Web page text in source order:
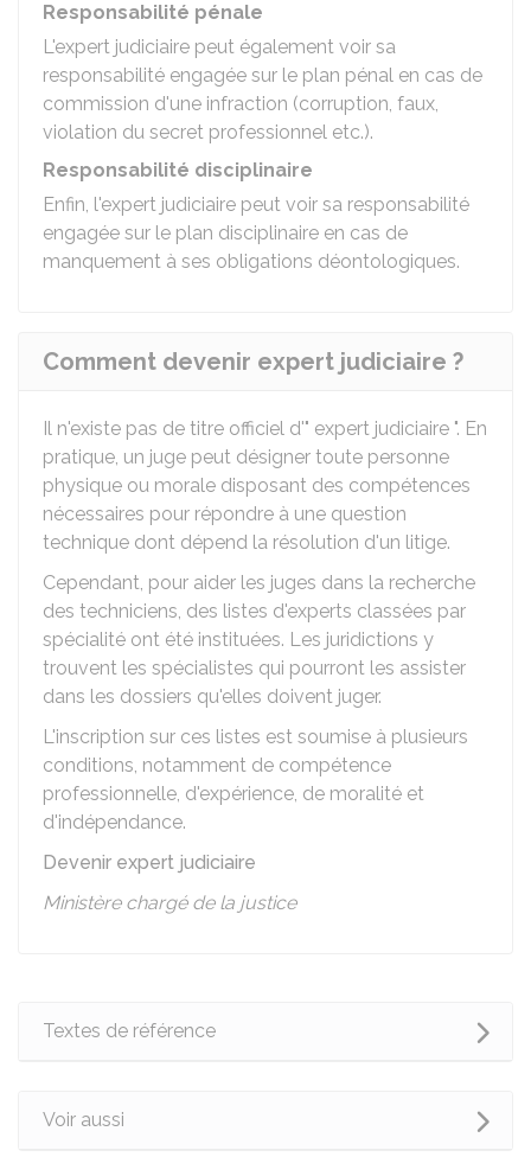
Responsabilité pénale
L'expert judiciaire peut également voir sa
responsabilité engagée sur le plan pénal en cas de
commission d'une infraction (corruption, faux,
violation du secret professionnel etc.).
Responsabilité disciplinaire
Enfin, l'expert judiciaire peut voir sa responsabilité
engagée sur le plan disciplinaire en cas de
manquement à ses obligations déontologiques.
Comment devenir expert judiciaire ?
Il n'existe pas de titre officiel d'" expert judiciaire ". En
pratique, un juge peut désigner toute personne
physique ou morale disposant des compétences
nécessaires pour répondre à une question
technique dont dépend la résolution d'un litige.
Cependant, pour aider les juges dans la recherche
des techniciens, des listes d'experts classées par
spécialité ont été instituées. Les juridictions y
trouvent les spécialistes qui pourront les assister
dans les dossiers qu'elles doivent juger.
L'inscription sur ces listes est soumise à plusieurs
conditions, notamment de compétence
professionnelle, d'expérience, de moralité et
d'indépendance.
Devenir expert judiciaire
Ministère chargé de la justice
Textes de référence
Voir aussi